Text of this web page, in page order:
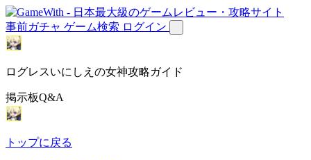
事前ガチャ ゲーム検索 ログイン
ログレスいにしえの女神攻略ガイド
掲示板Q&A
トップに戻る